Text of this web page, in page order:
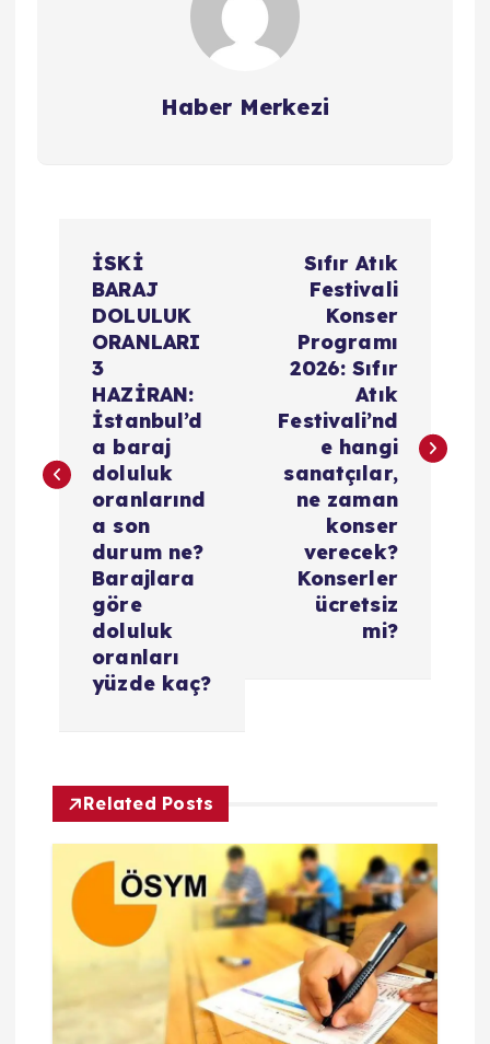
Haber Merkezi
g
e
s
İSKİ
BARAJ
DOLULUK
ORANLARI
3
HAZİRAN:
İstanbul’d
a baraj
doluluk
oranlarınd
a son
durum ne?
Barajlara
göre
doluluk
oranları
yüzde kaç?
Sıfır Atık
Festivali
Konser
Programı
2026: Sıfır
Atık
Festivali’nd
e hangi
sanatçılar,
ne zaman
konser
verecek?
Konserler
ücretsiz
mi?
Related Posts